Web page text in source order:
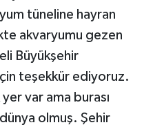
tüneline hayran
akvaryumu gezen
Büyükşehir
teşekkür ediyoruz.
var ama burası
olmuş. Şehir